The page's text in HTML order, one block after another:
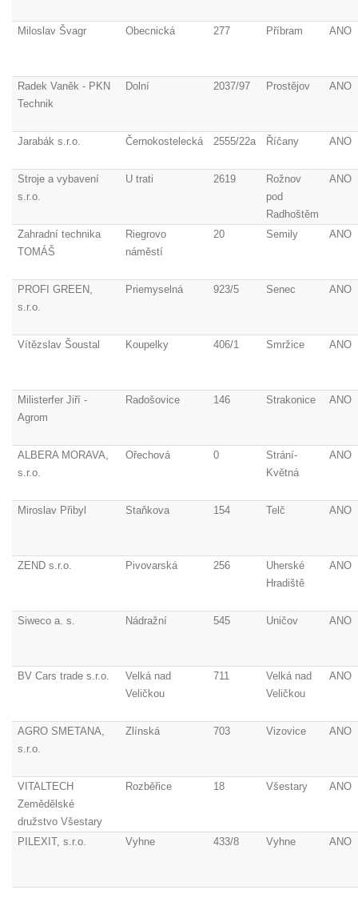
Miloslav Švagr Obecnická 277 Příbram ANO
Radek Vaněk - PKN
Technik
Dolní 2037/97 Prostějov ANO
Jarabák s.r.o. Černokostelecká 2555/22a Říčany ANO
Stroje a vybavení
s.r.o.
U trati 2619
Rožnov
pod
Radhoštěm
ANO
Zahradní technika
TOMÁŠ
Riegrovo
náměstí
20 Semily ANO
PROFI GREEN,
s.r.o.
Priemyselná 923/5 Senec ANO
Vítězslav Šoustal Koupelky 406/1 Smržice ANO
Milisterfer Jiří -
Agrom
Radošovice 146 Strakonice ANO
ALBERA MORAVA,
s.r.o.
Ořechová 0
Strání-
Květná
ANO
Miroslav Přibyl Staňkova 154 Telč ANO
ZEND s.r.o. Pivovarská 256
Uherské
Hradiště
ANO
Siweco a. s. Nádražní 545 Uničov ANO
BV Cars trade s.r.o.
Velká nad
Veličkou
711
Velká nad
Veličkou
ANO
AGRO SMETANA,
s.r.o.
Zlínská 703 Vizovice ANO
VITALTECH
Zemědělské
družstvo Všestary
Rozběřice 18 Všestary ANO
PILEXIT, s.r.o. Vyhne 433/8 Vyhne ANO